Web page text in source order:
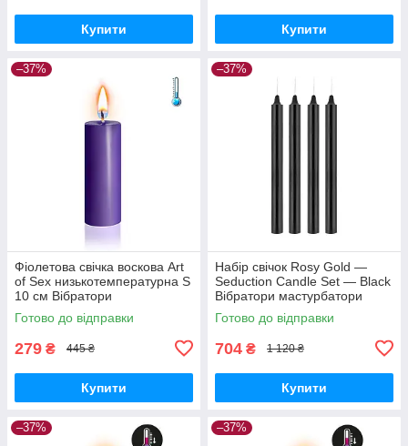
Купити Купити
–37%
Фіолетова свічка воскова Art
of Sex низькотемпературна S
10 см Вібратори
мастурбатори секс-шоп
Готово до відправки
279 ₴ 445 ₴
Купити
–37%
Набір свічок Rosy Gold —
Seduction Candle Set — Black
Вібратори мастурбатори
секс-шоп
Готово до відправки
704 ₴ 1 120 ₴
Купити
–37% –37%